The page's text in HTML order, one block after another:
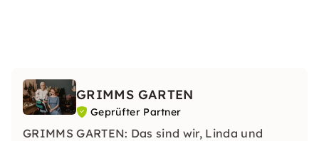
GRIMMS GARTEN
Geprüfter Partner
GRIMMS GARTEN: Das sind wir, Linda und